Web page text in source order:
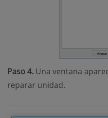
Paso 4. Una ventana
reparar unidad.